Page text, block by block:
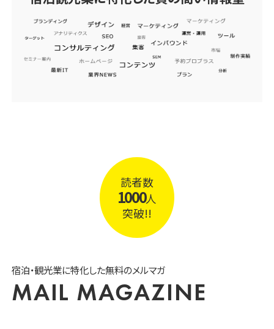
読者数
1000人
突破!!
宿泊・観光業に特化した無料のメルマガ
MAIL MAGAZINE